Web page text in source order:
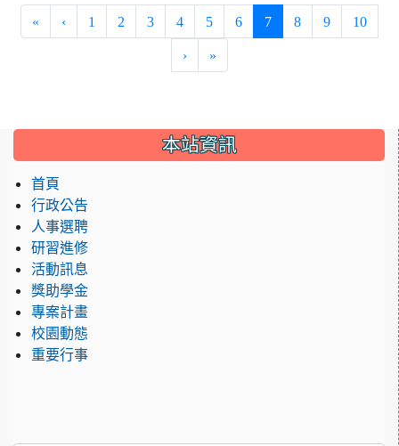
« ‹ 1 2 3 4 5 6 7(current)
8 9 10
› »
::: 本站資訊
首頁
行政公告
人事選聘
研習進修
活動訊息
獎助學金
專案計畫
校園動態
重要行事